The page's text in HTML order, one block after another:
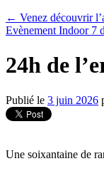
← Venez découvrir
Evènement Indoor 7
24h de
Publié le 3 juin 2026
Une soixantaine de